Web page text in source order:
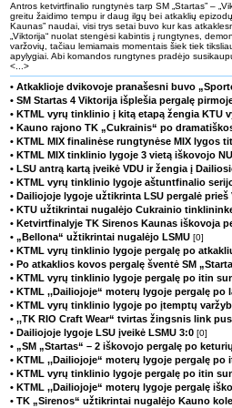
Antros ketvirtfinalio rungtynės tarp SM „Startas” –
greitu žaidimo tempu ir daug ilgų bei atkaklių
Kaunas” naudai, visi trys setai buvo kur kas
„Viktorija“ nuolat stengėsi kabintis į rungtynes,
varžovių, tačiau lemiamais momentais šiek tiek
apylygiai. Abi komandos rungtynes pradėjo
<...>
• Atkaklioje dvikovoje pranašesni buvo
• SM Startas 4 Viktorija išplešia pergalę
• KTML vyrų tinklinio į kitą etapą žengia KTU
• Kauno rajono TK „Cukrainis“ po
• KTML MIX finalinėse rungtynėse MIX lygos
• KTML MIX tinklinio lygoje 3 vietą iškovojo
• LSU antrą kartą įveikė VDU ir žengia į
• KTML vyrų tinklinio lygoje aštuntfinalio
• Dailiojoje lygoje užtikrinta LSU pergalė prieš
• KTU užtikrintai nugalėjo Cukrainio
• Ketvirtfinalyje TK Sirenos Kaunas iškovoja
• „Bellona“ užtikrintai nugalėjo LSMU [0]
• KTML vyrų tinklinio lygoje pergalę po
• Po atkaklios kovos pergalę šventė SM
• KTML vyrų tinklinio lygoje pergalę po itin
• KTML ,,Dailiojoje“ moterų lygoje pergalę
• KTML vyrų tinklinio lygoje po įtemptų
• ,,TK RIO Craft Wear“ tvirtas žingsnis link
• Dailiojoje lygoje LSU įveikė LSMU 3:0 [0]
• „SM „Startas“ – 2 iškovojo pergalę po
• KTML ,,Dailiojoje“ moterų lygoje pergalę
• KTML vyrų tinklinio lygoje pergalę po itin
• KTML ,,Dailiojoje“ moterų lygoje pergalę
• TK „Sirenos“ užtikrintai nugalėjo Kauno